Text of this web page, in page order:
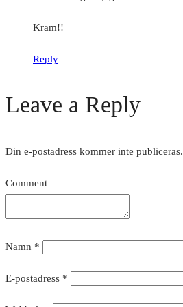
Kram!!
Reply
Leave a Reply
Din e-postadress kommer inte publiceras.
Comment
Namn *
E-postadress *